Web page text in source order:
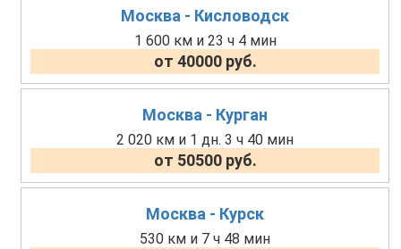
Москва - Кисловодск
1 600 км и 23 ч 4 мин
от 40000 руб.
Москва - Курган
2 020 км и 1 дн. 3 ч 40 мин
от 50500 руб.
Москва - Курск
530 км и 7 ч 48 мин